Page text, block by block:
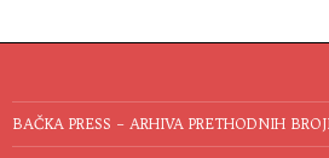
BAČKA PRESS – ARHIVA PRETHODNIH